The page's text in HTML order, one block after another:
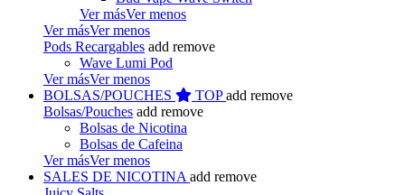
Ver másVer menos
Ver másVer menos
Pods Recargables add remove
Wave Lumi Pod
Ver másVer menos
BOLSAS/POUCHES
TOPadd remove
Bolsas/Pouches add remove
Bolsas de Nicotina
Bolsas de Cafeina
Ver másVer menos
SALES DE NICOTINA add remove